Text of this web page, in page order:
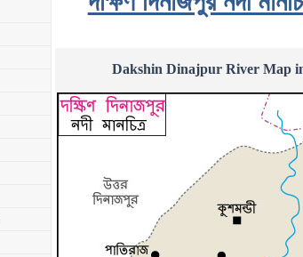
Dakshin Dinajpur River Map